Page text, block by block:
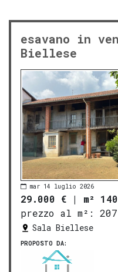
esavano in
Biellese
mar 14 luglio 2026
29.000 € | m² 140
prezzo al m²:
Sala Biellese
PROPOSTO DA: